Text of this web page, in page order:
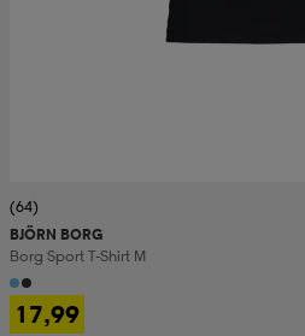
(64)
BJÖRN BORG
Borg Sport T-Shirt M
17,99